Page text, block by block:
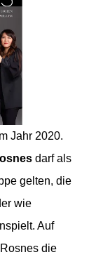
Jahr 2020.
darf als
gelten, die
wie
Auf
die